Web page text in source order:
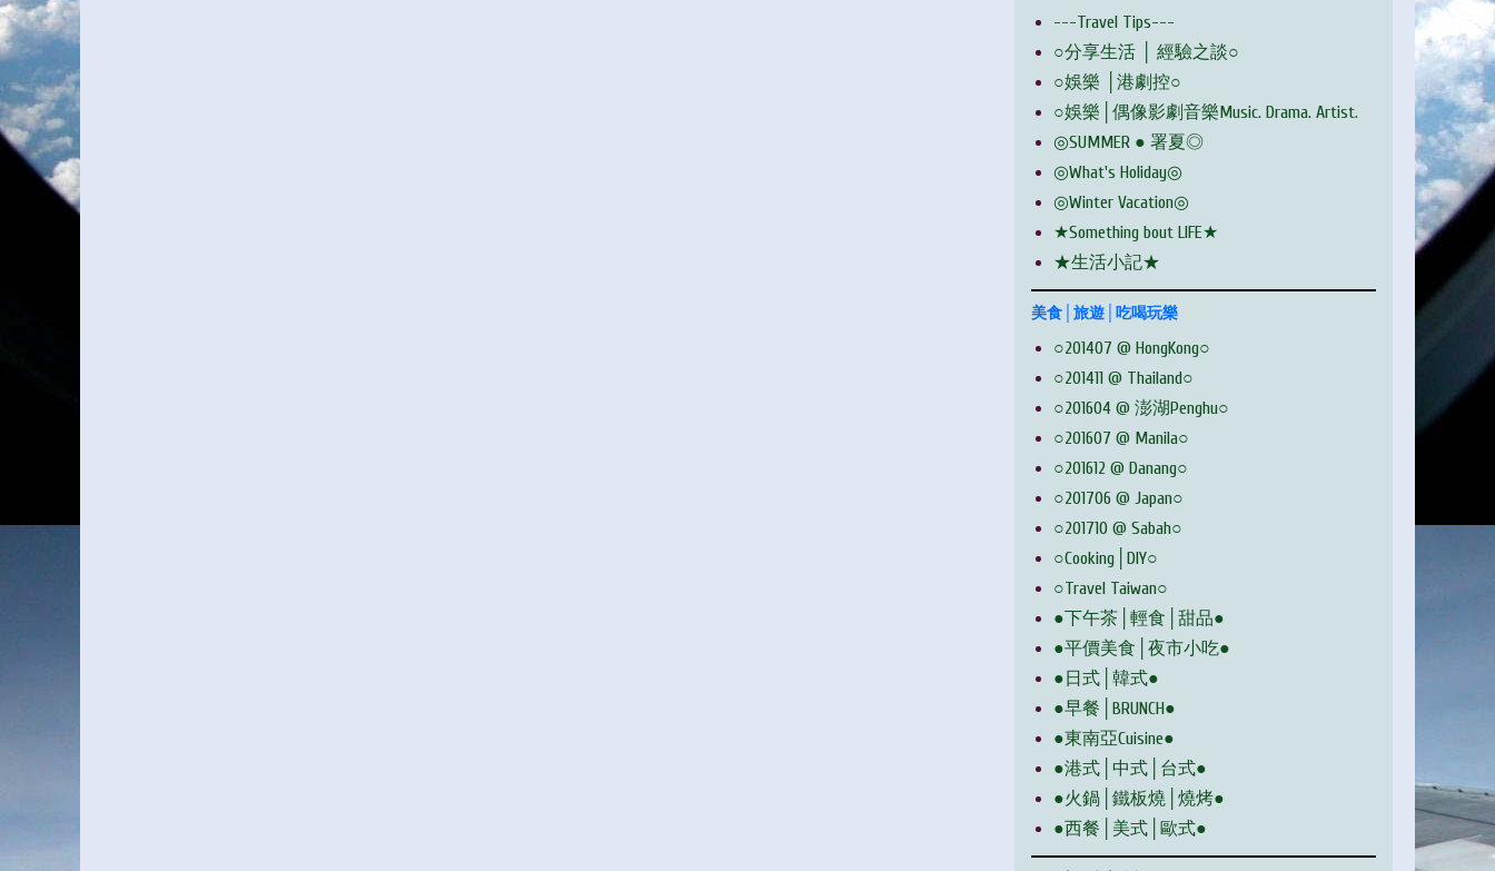
---Travel Tips---
○分享生活 │ 經驗之談○
○娛樂 │港劇控○
○娛樂│偶像影劇音樂Music. Drama. Artist.
◎SUMMER ● 署夏◎
◎What's Holiday◎
◎Winter Vacation◎
★Something bout LIFE★
★生活小記★
美食│旅遊│吃喝玩樂
○201407 @ HongKong○
○201411 @ Thailand○
○201604 @ 澎湖Penghu○
○201607 @ Manila○
○201612 @ Danang○
○201706 @ Japan○
○201710 @ Sabah○
○Cooking│DIY○
○Travel Taiwan○
●下午茶│輕食│甜品●
●平價美食│夜市小吃●
●日式│韓式●
●早餐│BRUNCH●
●東南亞Cuisine●
●港式│中式│台式●
●火鍋│鐵板燒│燒烤●
●西餐│美式│歐式●